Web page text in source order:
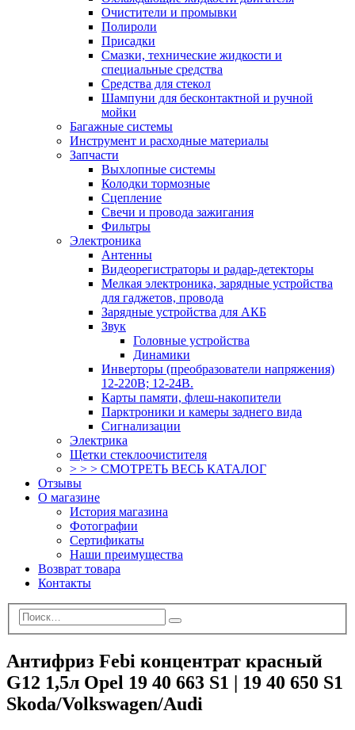
Очистители и промывки
Полироли
Присадки
Смазки, технические жидкости и
специальные средства
Средства для стекол
Шампуни для бесконтактной и ручной
мойки
Багажные системы
Инструмент и расходные материалы
Запчасти
Выхлопные системы
Колодки тормозные
Сцепление
Свечи и провода зажигания
Фильтры
Электроника
Антенны
Видеорегистраторы и радар-детекторы
Мелкая электроника, зарядные устройства
для гаджетов, провода
Зарядные устройства для АКБ
Звук
Головные устройства
Динамики
Инверторы (преобразователи напряжения)
12-220В; 12-24В.
Карты памяти, флеш-накопители
Парктроники и камеры заднего вида
Сигнализации
Электрика
Щетки стеклоочистителя
> > > СМОТРЕТЬ ВЕСЬ КАТАЛОГ
Отзывы
О магазине
История магазина
Фотографии
Сертификаты
Наши преимущества
Возврат товара
Контакты
Антифриз Febi концентрат красный
G12 1,5л Opel 19 40 663 S1 | 19 40 650 S1
Skoda/Volkswagen/Audi